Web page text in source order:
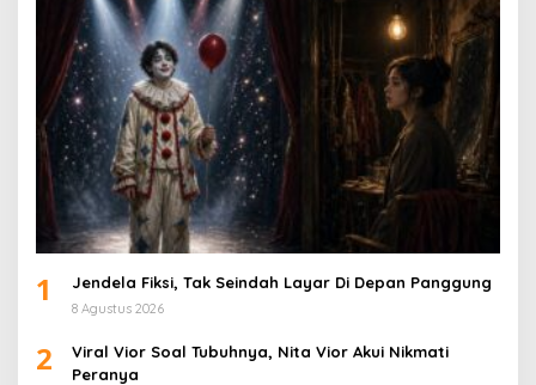
1 Jendela Fiksi, Tak Seindah Layar Di Depan Panggung
8 Agustus 2026
2
Viral Vior Soal Tubuhnya, Nita Vior Akui Nikmati
Peranya